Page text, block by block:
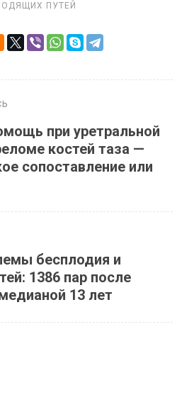
ПУ­ТЕЙ
при уретральной
костей таза —
сопоставление или
бесплодия и
1386 пар после
13 лет